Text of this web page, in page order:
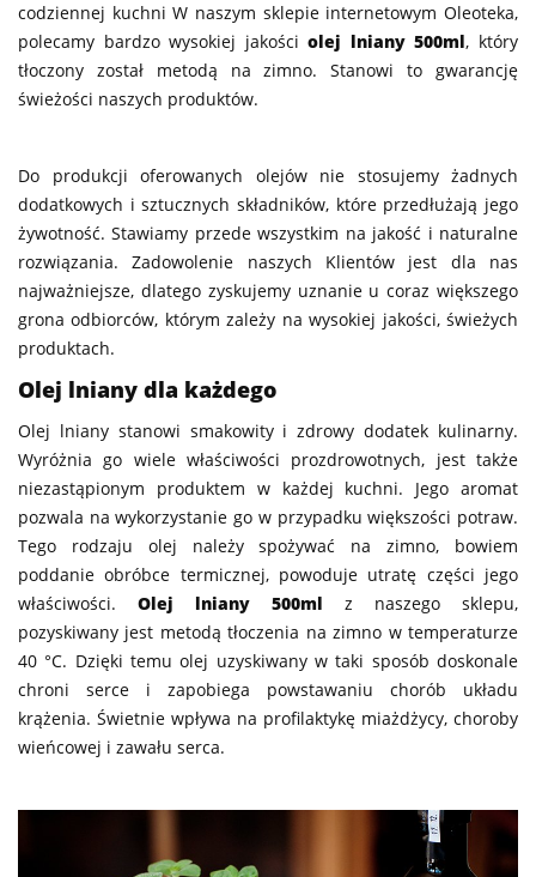
codziennej kuchni W naszym sklepie internetowym Oleoteka,
polecamy bardzo wysokiej jakościolej lniany 500ml, który
tłoczony został metodą na zimno. Stanowi to gwarancję
świeżości naszych produktów.
Do produkcji oferowanych olejów nie stosujemy żadnych
dodatkowych i sztucznych składników, które przedłużają jego
żywotność. Stawiamy przede wszystkim na jakość i naturalne
rozwiązania. Zadowolenie naszych Klientów jest dla nas
najważniejsze, dlatego zyskujemy uznanie u coraz większego
grona odbiorców, którym zależy na wysokiej jakości, świeżych
produktach.
Olej lniany dla każdego
Olej lniany stanowi smakowity i zdrowy dodatek kulinarny.
Wyróżnia go wiele właściwości prozdrowotnych, jest także
niezastąpionym produktem w każdej kuchni. Jego aromat
pozwala na wykorzystanie go w przypadku większości potraw.
Tego rodzaju olej należy spożywać na zimno, bowiem
poddanie obróbce termicznej, powoduje utratę części jego
właściwości. Olej lniany 500ml z naszego sklepu,
pozyskiwany jest metodą tłoczenia na zimno w temperaturze
40 °C. Dzięki temu olej uzyskiwany w taki sposób doskonale
chroni serce i zapobiega powstawaniu chorób układu
krążenia. Świetnie wpływa na profilaktykę miażdżycy, choroby
wieńcowej i zawału serca.